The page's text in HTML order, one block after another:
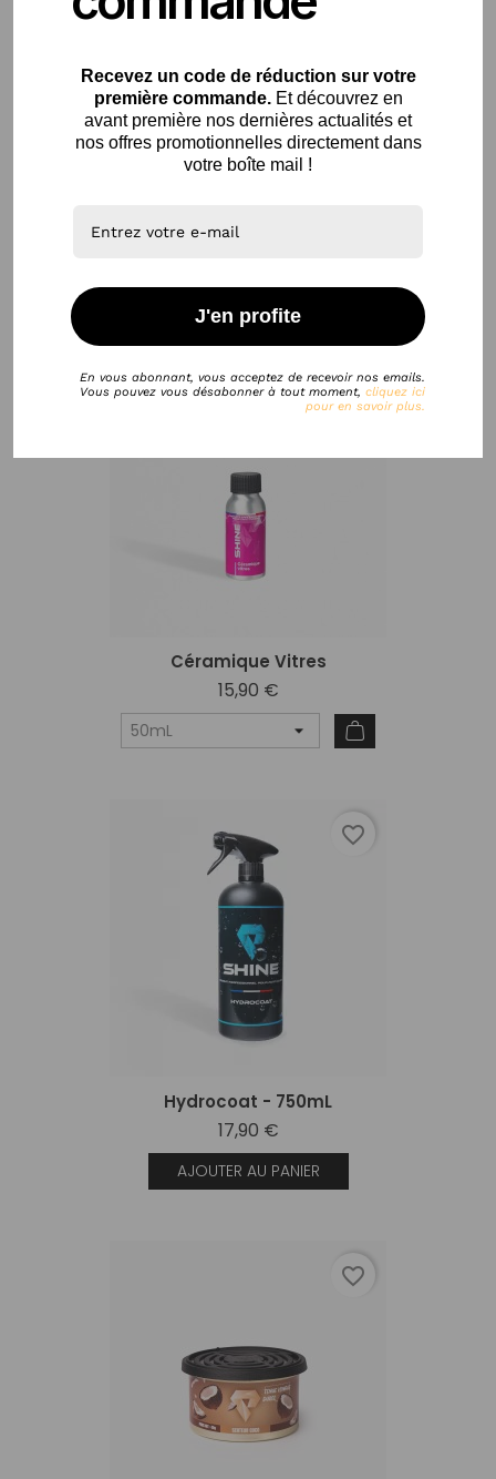
Shampoing Dégraissant &...
9,90 €
Nos clients ont également acheté
Céramique Vitres
15,90 €
favorite_border
Hydrocoat - 750mL
17,90 €
AJOUTER AU PANIER
favorite_border
favorite_border
Recevez un code deréduction sur votre
première commande.Et découvrez en
avant première nos dernières actualités et
nos offres promotionnelles directement dans
votre boîte mail !
J'en profite
En vous abonnant, vous acceptez de recevoir nos emails.
Vous pouvez vous désabonner à tout moment, cliquez ici
pour en savoir plus.